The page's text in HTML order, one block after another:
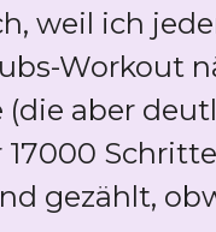
weil ich
Workout
aber
gezählt,